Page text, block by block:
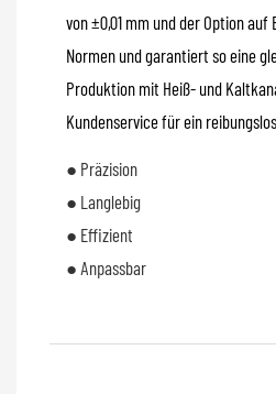
von ±0,01 mm und der Option
Normen und garantiert so eine
Produktion mit Heiß- und
Kundenservice für ein
● Präzision
● Langlebig
● Effizient
● Anpassbar